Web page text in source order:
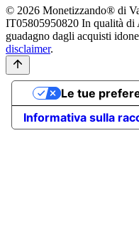
© 2026 Monetizzando® di
IT05805950820 In qualità di
guadagno dagli acquisti
disclaimer.
Informativa sulla
Le tue